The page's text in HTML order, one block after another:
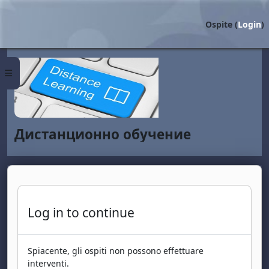
Pannello laterale
Ospite (Login)
Дистанционно обучение
Log in to continue
Spiacente, gli ospiti non possono effettuare
interventi.